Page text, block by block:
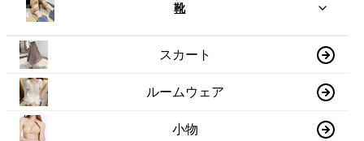
靴
スカート
ルームウェア
小物